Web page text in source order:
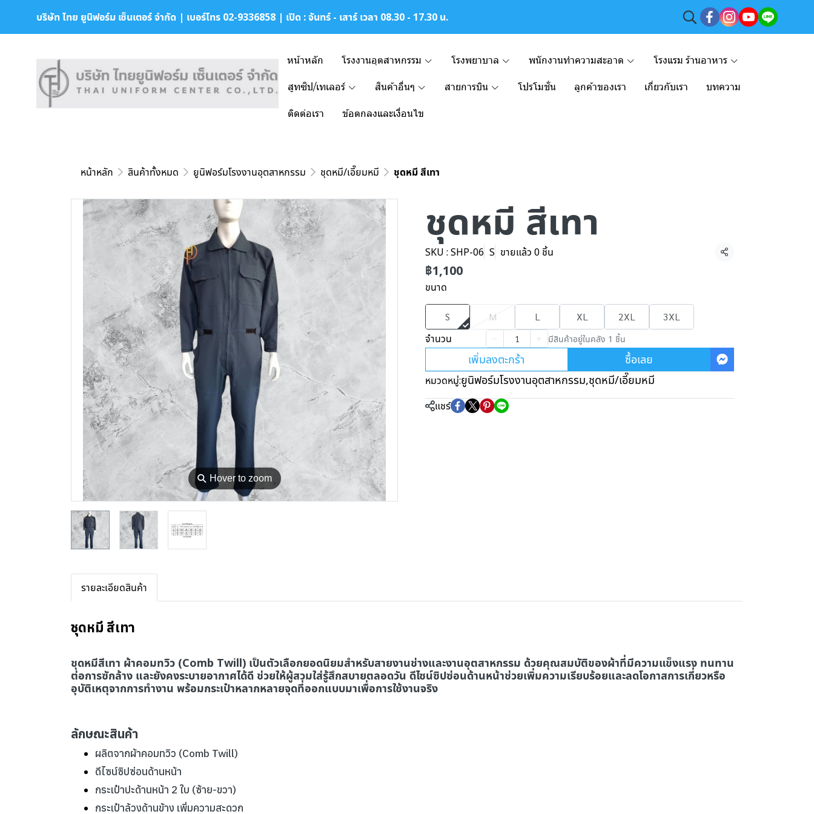
บริษัท ไทย ยูนิฟอร์ม เซ็นเตอร์ จำกัด | เบอร์โทร 02-9336858 | เปิด : จันทร์ - เสาร์ เวลา 08.30 - 17.30 น.
หน้าหลัก โรงงานอุตสาหกรรม โรงพยาบาล พนักงานทำความสะอาด โรงแรม ร้านอาหาร
สูทซิป/เทเลอร์ สินค้าอื่นๆ สายการบิน โปรโมชั่น ลูกค้าของเรา เกี่ยวกับเรา บทความ
ติดต่อเรา ข้อตกลงและเงื่อนไข
หน้าหลัก สินค้าทั้งหมด ยูนิฟอร์มโรงงานอุตสาหกรรม ชุดหมี/เอี๊ยมหมี ชุดหมี สีเทา
⚲ Hover to zoom
ชุดหมี สีเทา
SKU : SHP-06 S ขายแล้ว 0 ชิ้น แชร์
฿1,100
ขนาด
S M L XL 2XL 3XL
จำนวน มีสินค้าอยู่ในคลัง 1 ชิ้น
เพิ่มลงตะกร้า ซื้อเลย
หมวดหมู่:ยูนิฟอร์มโรงงานอุตสาหกรรม,ชุดหมี/เอี๊ยมหมี
แชร์
รายละเอียดสินค้า
ชุดหมี สีเทา
ชุดหมีสีเทา ผ้าคอมทวิว (Comb Twill) เป็นตัวเลือกยอดนิยมสำหรับสายงานช่างและงานอุตสาหกรรม ด้วยคุณสมบัติของผ้าที่มีความแข็งแรง ทนทาน
ต่อการซักล้าง และยังคงระบายอากาศได้ดี ช่วยให้ผู้สวมใส่รู้สึกสบายตลอดวัน ดีไซน์ซิปซ่อนด้านหน้าช่วยเพิ่มความเรียบร้อยและลดโอกาสการเกี่ยวหรือ
อุบัติเหตุจากการทำงาน พร้อมกระเป๋าหลากหลายจุดที่ออกแบบมาเพื่อการใช้งานจริง
ลักษณะสินค้า
ผลิตจากผ้าคอมทวิว (Comb Twill)
ดีไซน์ซิปซ่อนด้านหน้า
กระเป๋าปะด้านหน้า 2 ใบ (ซ้าย-ขวา)
กระเป๋าล้วงด้านข้าง เพิ่มความสะดวก